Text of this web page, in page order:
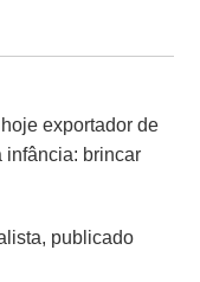
exportador de
infância: brincar
publicado